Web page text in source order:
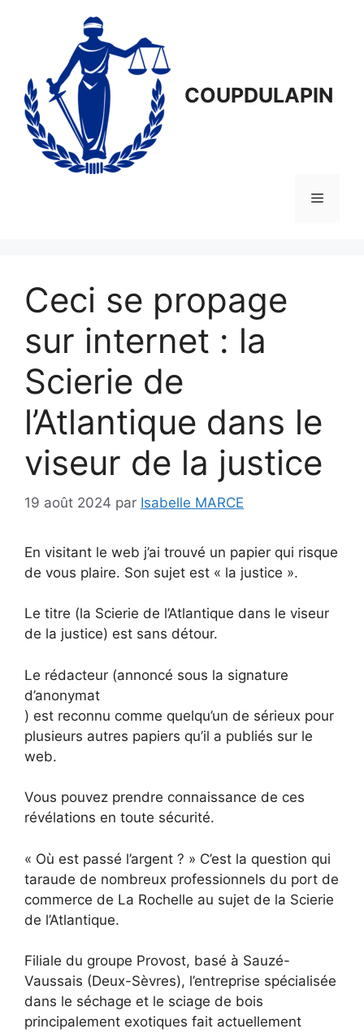
COUPDULAPIN
Menu
Ceci se propage
sur internet : la
Scierie de
l’Atlantique dans le
viseur de la justice
19 août 2024 par Isabelle MARCE
En visitant le web j’ai trouvé un papier qui risque
de vous plaire. Son sujet est « la justice ».
Le titre (la Scierie de l’Atlantique dans le viseur
de la justice) est sans détour.
Le rédacteur (annoncé sous la signature
d’anonymat
) est reconnu comme quelqu’un de sérieux pour
plusieurs autres papiers qu’il a publiés sur le
web.
Vous pouvez prendre connaissance de ces
révélations en toute sécurité.
« Où est passé l’argent ? » C’est la question qui
taraude de nombreux professionnels du port de
commerce de La Rochelle au sujet de la Scierie
de l’Atlantique.
Filiale du groupe Provost, basé à Sauzé-
Vaussais (Deux-Sèvres), l’entreprise spécialisée
dans le séchage et le sciage de bois
principalement exotiques fait actuellement